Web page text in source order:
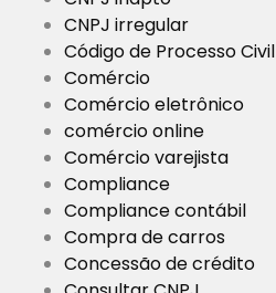
CNPJ irregular
Código de Processo Civil
Comércio
Comércio eletrônico
comércio online
Comércio varejista
Compliance
Compliance contábil
Compra de carros
Concessão de crédito